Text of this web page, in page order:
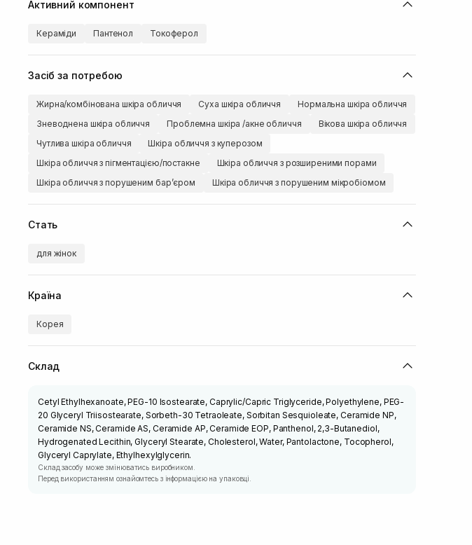
Активний компонент
Кераміди Пантенол Токоферол
Засіб за потребою
Жирна/комбінована шкіра обличчя Суха шкіра обличчя
Нормальна шкіра обличчя
Зневоднена шкіра обличчя
Проблемна шкіра /акне обличчя
Вікова шкіра обличчя
Чутлива шкіра обличчя
Шкіра обличчя з куперозом
Шкіра обличчя з пігментацією/постакне
Шкіра обличчя з розширеними порами
Шкіра обличчя з порушеним барʼєром
Шкіра обличчя з порушеним мікробіомом
Стать
для жінок
Країна
Корея
Склад
Cetyl Ethylhexanoate, PEG-10 Isostearate, Caprylic/Capric Triglyceride, Polyethylene, PEG-
20 Glyceryl Triisostearate, Sorbeth-30 Tetraoleate, Sorbitan Sesquioleate, Ceramide NP,
Ceramide NS, Ceramide AS, Ceramide AP, Ceramide EOP, Panthenol, 2,3-Butanediol,
Hydrogenated Lecithin, Glyceryl Stearate, Cholesterol, Water, Pantolactone, Tocopherol,
Glyceryl Caprylate, Ethylhexylglycerin.
Склад засобу може змінюватись виробником.
Перед використанням ознайомтесь з інформацією на упаковці.